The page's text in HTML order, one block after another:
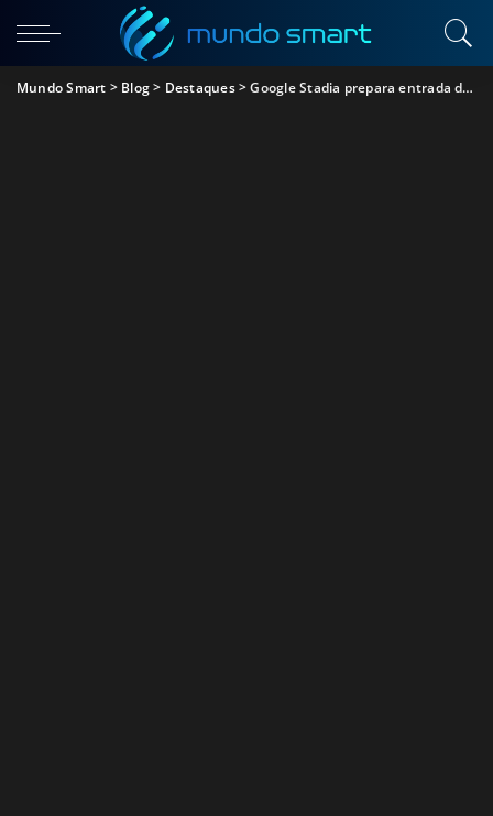
Mundo Smart > Blog> Destaques>Google Stadia prepara entrada de mais 120 jogos